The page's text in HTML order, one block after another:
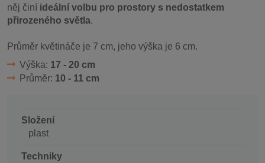
něj činí ideální volbu pro prostory s nedostatkem
přirozeného světla.
Průměr květináče je 7 cm, jeho výška je 6 cm.
Výška: 17 - 20 cm
Průměr: 10 - 11 cm
Složení
plast
Techniky